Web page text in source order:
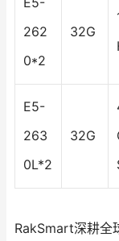
262
0*2
32G
E5-
263
0L*2
32G
RakSmart深耕全